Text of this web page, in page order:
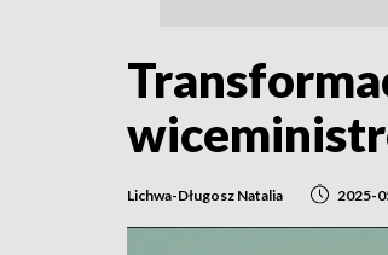
Lichwa-Długosz Natalia 2025-